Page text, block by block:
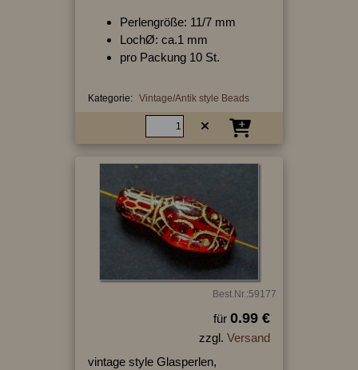
Perlengröße: 11/7 mm
LochØ: ca.1 mm
pro Packung 10 St.
Kategorie: Vintage/Antik style Beads
Best.Nr.:59177
für 0.99 €
zzgl. Versand
vintage style Glasperlen,